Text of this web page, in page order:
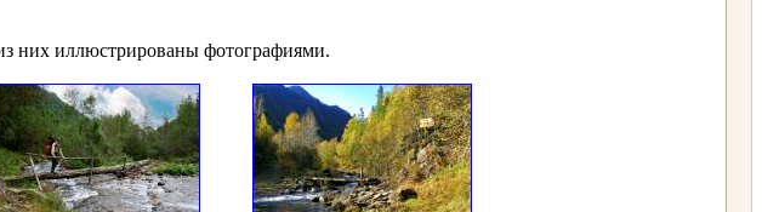
них иллюстрированы фотографиями.